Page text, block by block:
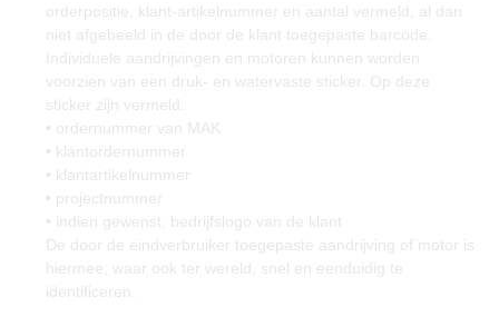
orderpositie, klant-artikelnummer en aantal vermeld, al dan
niet afgebeeld in de door de klant toegepaste barcode.
Individuele aandrijvingen en motoren kunnen worden
voorzien van een druk- en watervaste sticker. Op deze
sticker zijn vermeld:
• ordernummer van MAK
• klantordernummer
• klantartikelnummer
• projectnummer
• indien gewenst, bedrijfslogo van de klant
De door de eindverbruiker toegepaste aandrijving of motor is
hiermee, waar ook ter wereld, snel en eenduidig te
identificeren.